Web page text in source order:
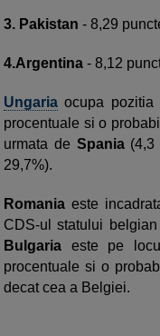
3. Pakistan - 8,29
4.Argentina - 8,12
Ungaria ocupa
procentuale si o
urmata de Spania (4,3
29,7%).
Romania este
CDS-ul statului
Bulgaria este pe
procentuale si o
decat cea a Belgiei.